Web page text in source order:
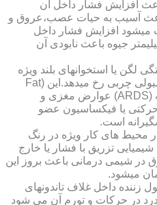
افزایش فشار داخل آن
آسیب به حیات عصب،عروق و
میشود افزایش فشار داخل
بالای 30 تا 40 میلیمتر جیوه باعث نابودی آن
لگن یا استخوانهای بلند ویژه
ران و ساق عارضه جدی آمبولی چربی رخ میدهد.این (Fat
یا فیکساسیون عضو
است.
محیط های کار ویژه در رنگ
شیمیایی تزریق با فشار یا خارج
در شیمی درمانی باعث بروز این
میشود.
زننده داخل غلاف تاندونهای
در حرکات و تورم آن می شود